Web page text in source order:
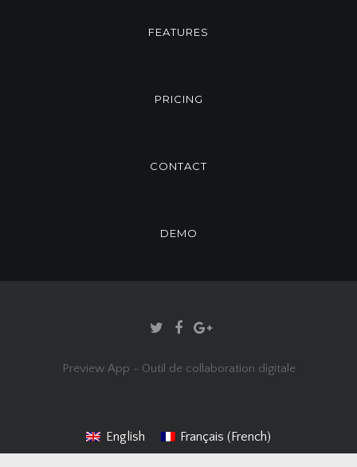
FEATURES
PRICING
CONTACT
DEMO
Preview App - Outil de collaboration digitale
English Français (French)